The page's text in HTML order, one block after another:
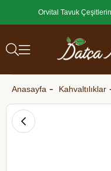
Orvital Tavuk
Anasayfa Kahvaltılıklar